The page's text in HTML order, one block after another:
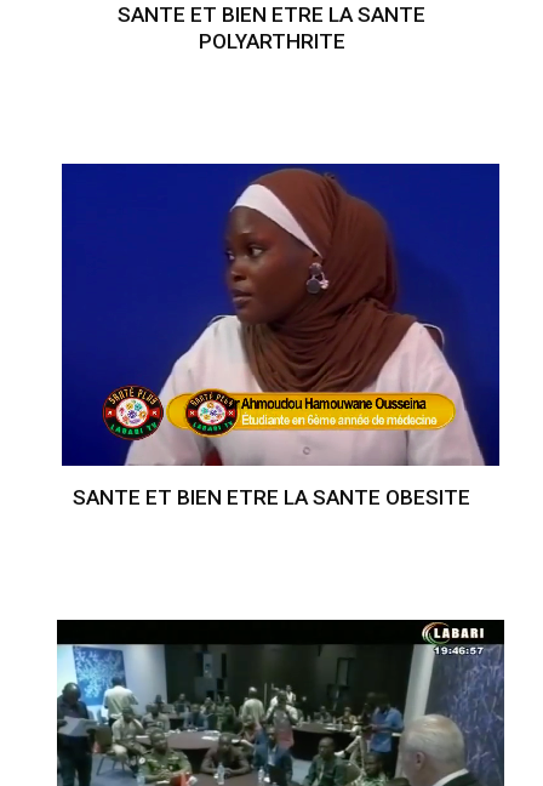
SANTE ET BIEN ETRE LA SANTE
POLYARTHRITE
SANTE ET BIEN ETRE LA SANTE OBESITE